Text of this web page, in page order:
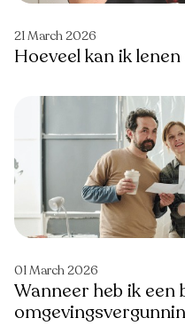
21 March 2026
Hoeveel kan ik
01 March 2026
Wanneer heb ik